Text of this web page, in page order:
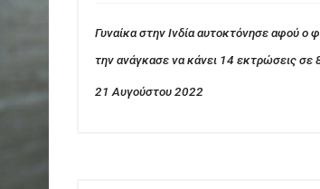
Γυναίκα στην Ινδία αυτοκτόνησε αφού ο
την ανάγκασε να κάνει 14 εκτρώσεις σε
21 Αυγούστου 2022